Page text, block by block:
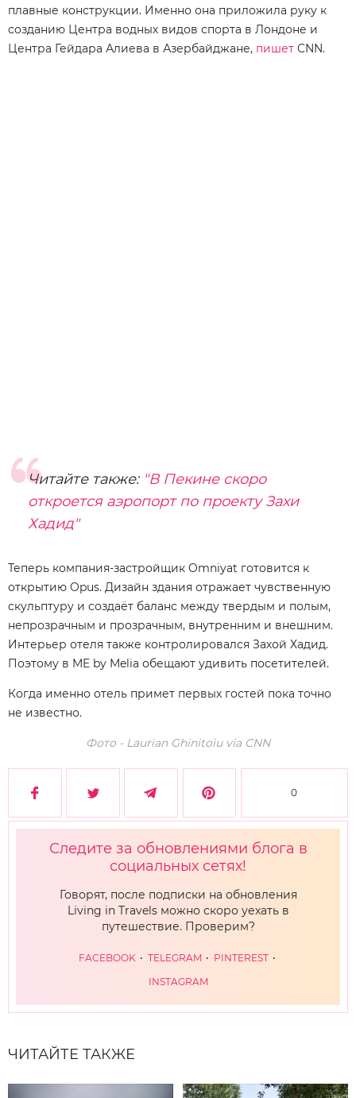
плавные конструкции. Именно она приложила руку к
созданию Центра водных видов спорта в Лондоне и
Центра Гейдара Алиева в Азербайджане, пишет CNN.
Читайте также: "В Пекине скоро
откроется аэропорт по проекту Захи
Хадид"
Теперь компания-застройщик Omniyat готовится к
открытию Opus. Дизайн здания отражает чувственную
скульптуру и создаёт баланс между твердым и полым,
непрозрачным и прозрачным, внутренним и внешним.
Интерьер отеля также контролировался Захой Хадид.
Поэтому в ME by Melia обещают удивить посетителей.
Когда именно отель примет первых гостей пока точно
не известно.
Фото - Laurian Ghinitoiu via CNN
0
Следите за обновлениями блога в
социальных сетях!
Говорят, после подписки на обновления
Living in Travels можно скоро уехать в
путешествие. Проверим?
FACEBOOK TELEGRAM
PINTEREST
INSTAGRAM
ЧИТАЙТЕ ТАКЖЕ